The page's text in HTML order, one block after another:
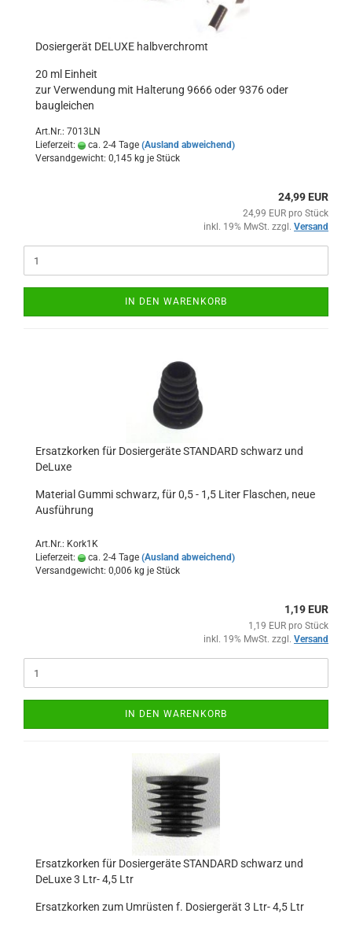
Dosiergerät DELUXE halbverchromt
20 ml Einheit
zur Verwendung mit Halterung 9666 oder 9376 oder
baugleichen
Art.Nr.: 7013LN
Lieferzeit:
ca. 2-4 Tage (Ausland abweichend)
Versandgewicht: 0,145 kg je Stück
24,99 EUR
24,99 EUR pro Stück
inkl. 19% MwSt. zzgl. Versand
IN DEN WARENKORB
Ersatzkorken für Dosiergeräte STANDARD schwarz und
DeLuxe
Material Gummi schwarz, für 0,5 - 1,5 Liter Flaschen, neue
Ausführung
Art.Nr.: Kork1K
Lieferzeit:
ca. 2-4 Tage (Ausland abweichend)
Versandgewicht: 0,006 kg je Stück
1,19 EUR
1,19 EUR pro Stück
inkl. 19% MwSt. zzgl. Versand
IN DEN WARENKORB
Ersatzkorken für Dosiergeräte STANDARD schwarz und
DeLuxe 3 Ltr- 4,5 Ltr
Ersatzkorken zum Umrüsten f. Dosiergerät 3 Ltr- 4,5 Ltr